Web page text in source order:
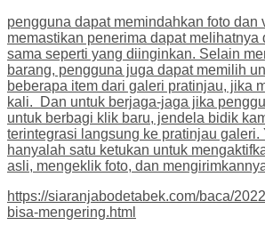
pengguna dapat memindahkan foto dan
memastikan penerima dapat melihatnya
sama seperti yang diinginkan. Selain
barang, pengguna juga dapat memilih
beberapa item dari galeri pratinjau, jika
kali. Dan untuk berjaga-jaga jika
untuk berbagi klik baru, jendela bidik
terintegrasi langsung ke pratinjau galeri.
hanyalah satu ketukan untuk
asli, mengeklik foto, dan
https://siaranjabodetabek.com/baca/
bisa-mengering.html